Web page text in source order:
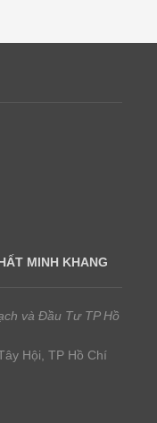
MINH KHANG
và Đầu Tư TP Hồ
Hội, TP Hồ Chí